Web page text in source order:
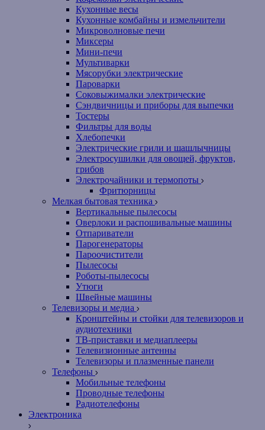
Кухонные весы
Кухонные комбайны и измельчители
Микроволновые печи
Миксеры
Мини-печи
Мультиварки
Мясорубки электрические
Пароварки
Соковыжималки электрические
Сэндвичницы и приборы для выпечки
Тостеры
Фильтры для воды
Хлебопечки
Электрические грили и шашлычницы
Электросушилки для овощей, фруктов,
грибов
Электрочайники и термопоты
Фритюрницы
Мелкая бытовая техника
Вертикальные пылесосы
Оверлоки и распошивальные машины
Отпариватели
Парогенераторы
Пароочистители
Пылесосы
Роботы-пылесосы
Утюги
Швейные машины
Телевизоры и медиа
Кронштейны и стойки для телевизоров и
аудиотехники
ТВ-приставки и медиаплееры
Телевизионные антенны
Телевизоры и плазменные панели
Телефоны
Мобильные телефоны
Проводные телефоны
Радиотелефоны
Электроника